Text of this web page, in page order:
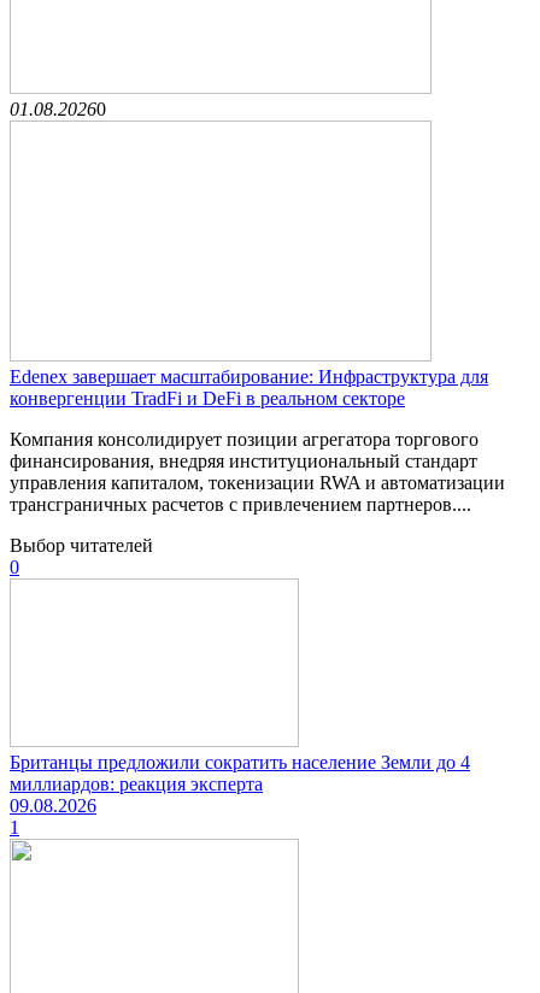
01.08.20260
Edenex завершает масштабирование: Инфраструктура для
конвергенции TradFi и DeFi в реальном секторе
Компания консолидирует позиции агрегатора торгового
финансирования, внедряя институциональный стандарт
управления капиталом, токенизации RWA и автоматизации
трансграничных расчетов с привлечением партнеров....
Выбор читателей
0
Британцы предложили сократить население Земли до 4
миллиардов: реакция эксперта
09.08.2026
1